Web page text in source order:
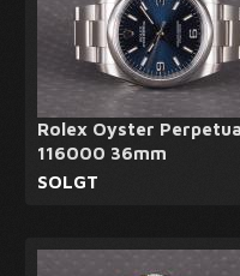
Rolex Oyster
116000 36mm
SOLGT